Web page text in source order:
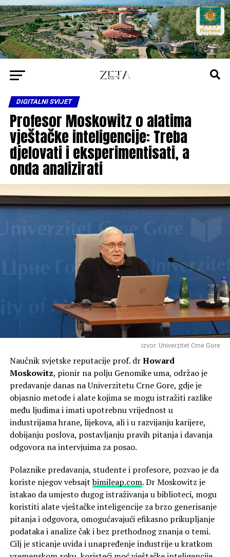
DIGITALNI SVIJET
Profesor Moskowitz o alatima
vještačke inteligencije: Treba
djelovati i eksperimentisati, a
onda analizirati
izvor: Univerzitet Crne Gore
Naučnik svjetske reputacije prof. drHoward
Moskowitz, pionir na polju Genomike uma, održao je
predavanje danas na Univerzitetu Crne Gore, gdje je
objasnio metode i alate kojima se mogu istražiti razlike
među ljudima i imati upotrebnu vrijednost u
industrijama hrane, lijekova, ali i u razvijanju karijere,
dobijanju poslova, postavljanju pravih pitanja i davanja
odgovora na intervjuima za posao.
Polaznike predavanja, studente i profesore, pozvao je da
koriste njegov vebsajtbimileap.com. DrMoskowitz je
istakao da umjesto dugog istraživanja u biblioteci, mogu
koristiti alate vještačke inteligencije za brzo generisanje
pitanja i odgovora, omogućavajući efikasno prikupljanje
podataka i analize čak i bez prethodnog znanja o temi.
Cilj je sticanje uvida i unapređenje industrije u kratkom